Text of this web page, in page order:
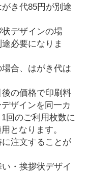
き代85円が別途
デザインの場
必要になりま
合、はがき代は
の価格で印刷料
ザインを同一カ
回のご利用枚数に
となります。
注文することが
・挨拶状デザイ